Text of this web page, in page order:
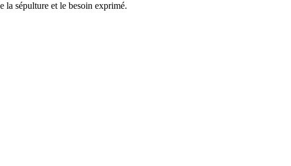
la sépulture et le besoin exprimé.